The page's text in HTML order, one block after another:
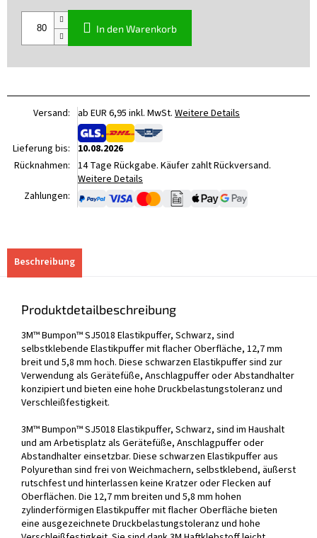
In den Warenkorb
Versand: ab EUR 6,95 inkl. MwSt. Weitere Details
Lieferung bis:
10.08.2026
Rücknahmen: 14 Tage Rückgabe. Käufer zahlt Rückversand.
Weitere Details
Zahlungen:
Beschreibung
Produktdetailbeschreibung
3M™ Bumpon™ SJ5018 Elastikpuffer, Schwarz, sind
selbstklebende Elastikpuffer mit flacher Oberfläche, 12,7 mm
breit und 5,8 mm hoch. Diese schwarzen Elastikpuffer sind zur
Verwendung als Gerätefüße, Anschlagpuffer oder Abstandhalter
konzipiert und bieten eine hohe Druckbelastungstoleranz und
Verschleißfestigkeit.
3M™ Bumpon™ SJ5018 Elastikpuffer, Schwarz, sind im Haushalt
und am Arbetisplatz als Gerätefüße, Anschlagpuffer oder
Abstandhalter einsetzbar. Diese schwarzen Elastikpuffer aus
Polyurethan sind frei von Weichmachern, selbstklebend, äußerst
rutschfest und hinterlassen keine Kratzer oder Flecken auf
Oberflächen. Die 12,7 mm breiten und 5,8 mm hohen
zylinderförmigen Elastikpuffer mit flacher Oberfläche bieten
eine ausgezeichnete Druckbelastungstoleranz und hohe